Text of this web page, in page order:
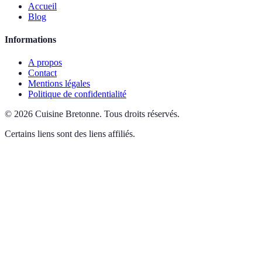
Accueil
Blog
Informations
A propos
Contact
Mentions légales
Politique de confidentialité
© 2026 Cuisine Bretonne. Tous droits réservés.
Certains liens sont des liens affiliés.